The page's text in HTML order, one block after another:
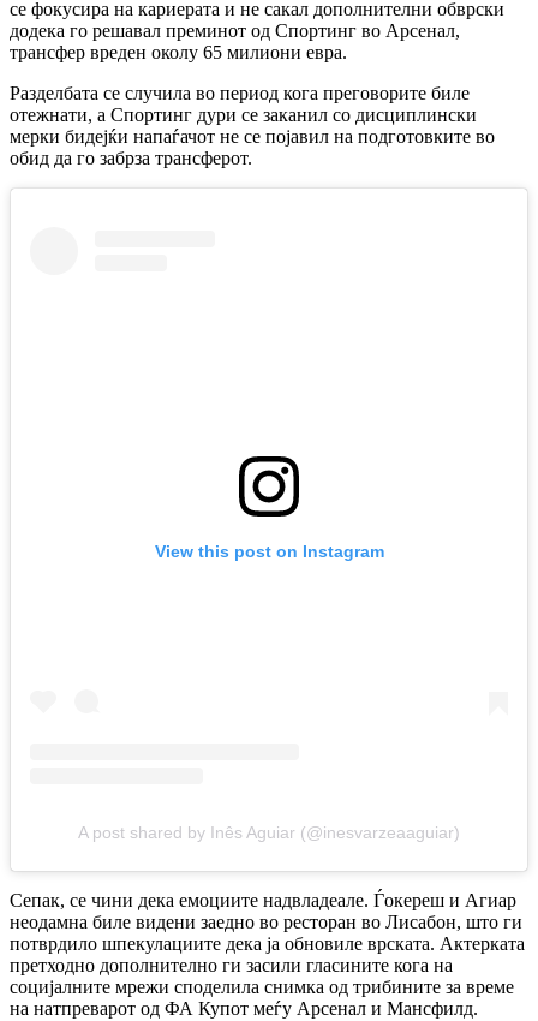
се фокусира на кариерата и не сакал дополнителни обврски
додека го решавал преминот од Спортинг во Арсенал,
трансфер вреден околу 65 милиони евра.
Разделбата се случила во период кога преговорите биле
отежнати, а Спортинг дури се заканил со дисциплински
мерки бидејќи напаѓачот не се појавил на подготовките во
обид да го забрза трансферот.
View this post on Instagram
A post shared by Inês Aguiar (@inesvarzeaaguiar)
Сепак, се чини дека емоциите надвладеале. Ѓокереш и Агиар
неодамна биле видени заедно во ресторан во Лисабон, што ги
потврдило шпекулациите дека ја обновиле врската. Актерката
претходно дополнително ги засили гласините кога на
социјалните мрежи споделила снимка од трибините за време
на натпреварот од ФА Купот меѓу Арсенал и Мансфилд.